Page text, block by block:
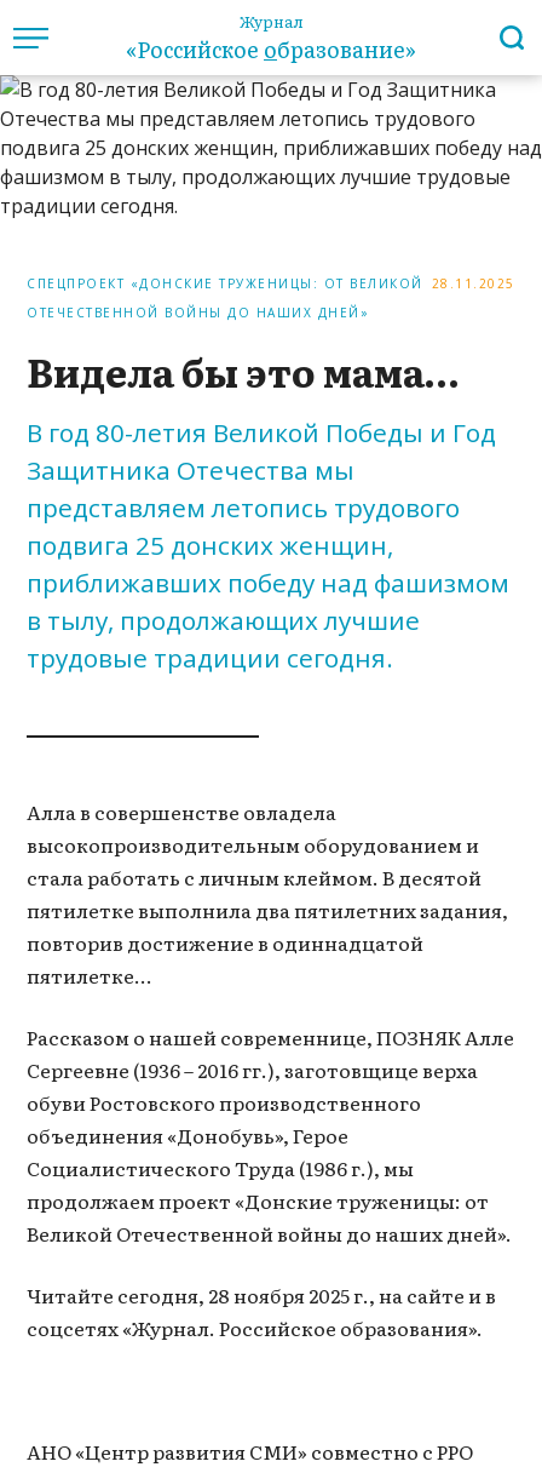
Журнал
«Российское образование»
СПЕЦПРОЕКТ «ДОНСКИЕ ТРУЖЕНИЦЫ: ОТ ВЕЛИКОЙ
ОТЕЧЕСТВЕННОЙ ВОЙНЫ ДО НАШИХ ДНЕЙ»
28.11.2025
Видела бы это мама…
В год 80-летия Великой Победы и Год
Защитника Отечества мы
представляем летопись трудового
подвига 25 донских женщин,
приближавших победу над фашизмом
в тылу, продолжающих лучшие
трудовые традиции сегодня.
Алла в совершенстве овладела
высокопроизводительным оборудованием и
стала работать с личным клеймом. В десятой
пятилетке выполнила два пятилетних задания,
повторив достижение в одиннадцатой
пятилетке…
Рассказом о нашей современнице, ПОЗНЯК Алле
Сергеевне (1936 – 2016 гг.), заготовщице верха
обуви Ростовского производственного
объединения «Донобувь», Герое
Социалистического Труда (1986 г.), мы
продолжаем проект «Донские труженицы: от
Великой Отечественной войны до наших дней».
Читайте сегодня, 28 ноября 2025 г., на сайте и в
соцсетях «Журнал. Российское образования».
АНО «Центр развития СМИ» совместно с РРО